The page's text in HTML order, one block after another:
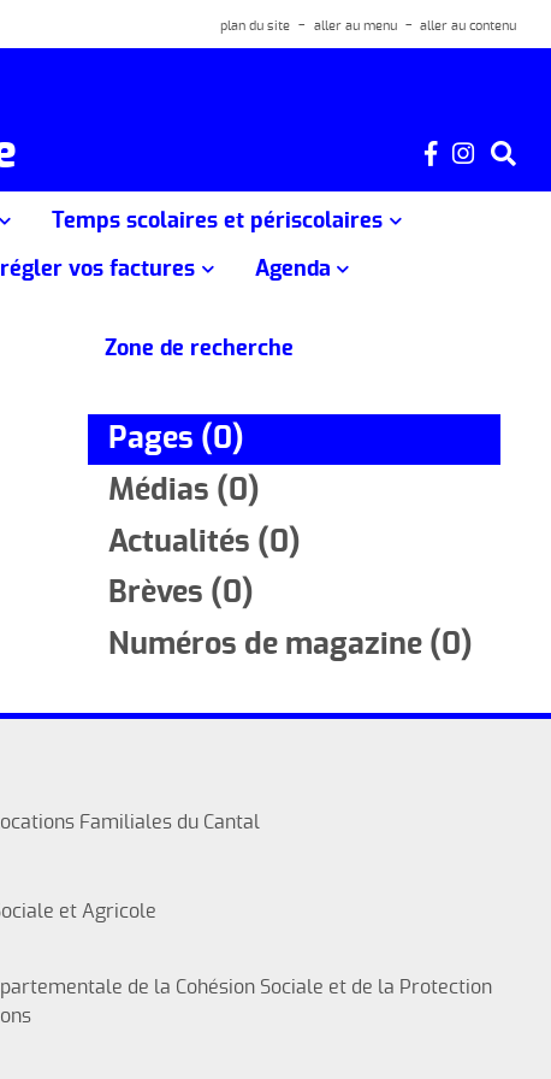
plan du site aller au menu aller au contenu
mercredis
Temps scolaires et périscolaires
Ecole de Crandelles
Ecole de Marmanhac
Ecole de Naucelles
vos factures Agenda
Zone de recherche
Pages (0)
Médias (0)
Actualités (0)
Brèves (0)
Numéros de magazine (0)
Familiales du Cantal
et Agricole
de la Cohésion Sociale et de la Protection